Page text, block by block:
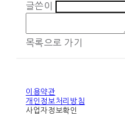
글쓴이
목록으로 가기
이용약관
개인정보처리방침
사업자정보확인